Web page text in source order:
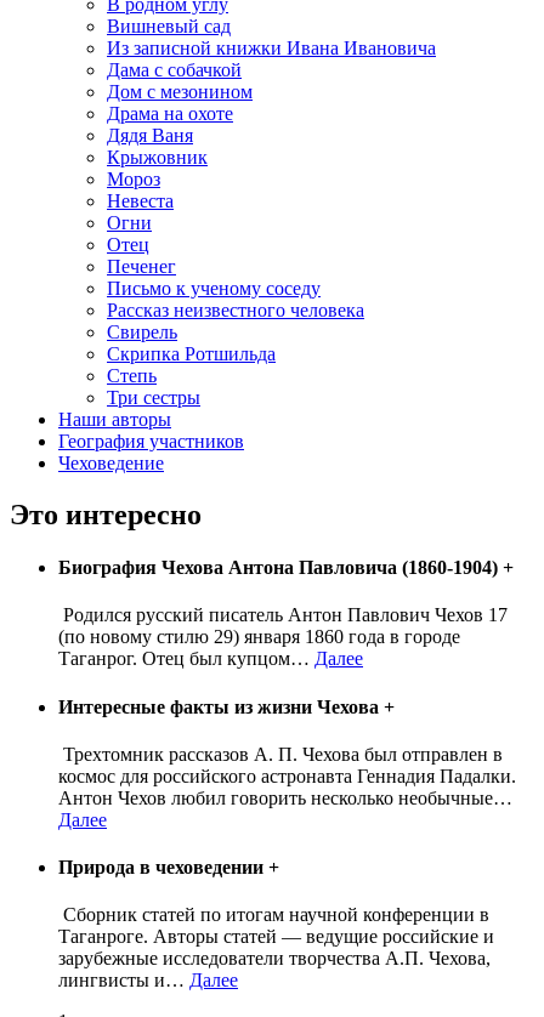
Вишневый сад
Из записной книжки Ивана Ивановича
Дама с собачкой
Дом с мезонином
Драма на охоте
Дядя Ваня
Крыжовник
Мороз
Невеста
Огни
Отец
Печенег
Письмо к ученому соседу
Рассказ неизвестного человека
Свирель
Скрипка Ротшильда
Степь
Три сестры
Наши авторы
География участников
Чеховедение
Это интересно
Биография Чехова Антона Павловича (1860-1904) +
Родился русский писатель Антон Павлович Чехов 17
(по новому стилю 29) января 1860 года в городе
Таганрог. Отец был купцом… Далее
Интересные факты из жизни Чехова +
Трехтомник рассказов А. П. Чехова был отправлен в
космос для российского астронавта Геннадия Падалки.
Антон Чехов любил говорить несколько необычные…
Далее
Природа в чеховедении +
Сборник статей по итогам научной конференции в
Таганроге. Авторы статей — ведущие российские и
зарубежные исследователи творчества А.П. Чехова,
лингвисты и… Далее